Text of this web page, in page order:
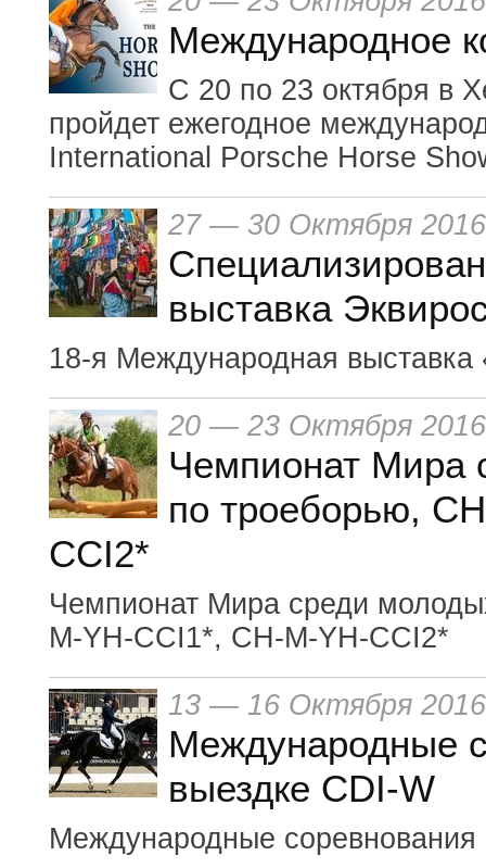
Международное
С 20 по 23 октября в
пройдет ежегодное
International Porsche Horse
27 — 30 Октября 2016
выставка
18-я Международная выставка
20 — 23 Октября 2016
Чемпионат Мира
по троеборью,
CCI2*
Чемпионат Мира среди
M-YH-CCI1*, CH-M-YH-CCI2*
13 — 16 Октября 2016
Международные
выездке CDI-W
Международные соревнования